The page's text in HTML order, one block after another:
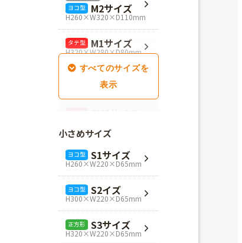
ヨコ型 M2サイズ
H260×W320×D110mm
タテ型 M1サイズ
H320×W280×D80mm
SM1サイズ
H280×W260×D100mm
SM3サイズ
H360×W260×D100mm
L4サイズ
H360×W320×D110mm
L1サイズ
H240×W320×D110mm
小さめサイズ
ヨコ型 S1サイズ
H260×W220×D65mm
ヨコ型 S2イズ
H300×W220×D65mm
正方形 S3サイズ
H320×W220×D65mm